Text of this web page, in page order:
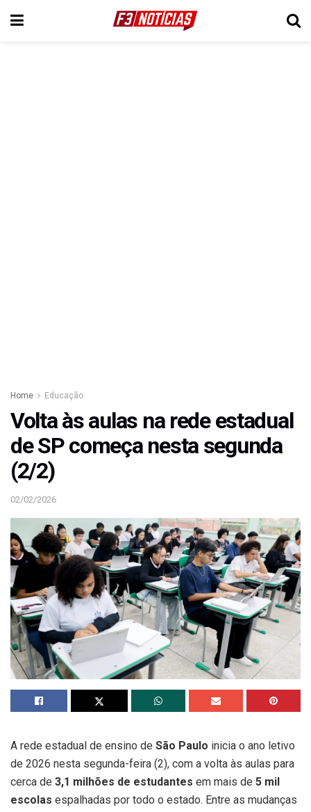
Home Educação
Volta às aulas na rede estadual
de SP começa nesta segunda
(2/2)
02/02/2026
A rede estadual de ensino de São Paulo inicia o ano letivo
de 2026 nesta segunda-feira (2), com a volta às aulas para
cerca de 3,1 milhões de estudantes em mais de 5 mil
escolas espalhadas por todo o estado. Entre as mudanças